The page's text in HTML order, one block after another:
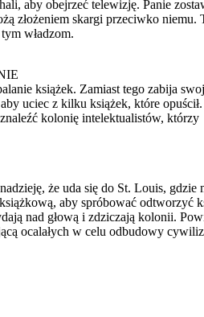
aby obejrzeć telewizję. Panie
złożeniem skargi przeciwko niemu.
władzom.
książek. Zamiast tego zabija
uciec z kilku książek, które
kolonię intelektualistów, którzy
że uda się do St. Louis, gdzie
aby spróbować odtworzyć
nad głową i zdziczają kolonii.
ocalałych w celu odbudowy